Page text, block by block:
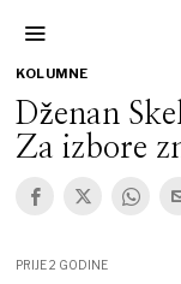
KOLUMNE
Dženan
Za izbore
PRIJE 2 GODINE